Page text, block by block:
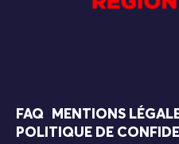
FAQ MENTIONS
POLITIQUE DE